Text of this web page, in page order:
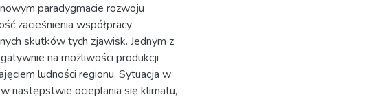
paradygmacie rozwoju
zacieśnienia współpracy
skutków tych zjawisk. Jednym z
na możliwości produkcji
ludności regionu. Sytuacja w
następstwie ocieplania się klimatu,